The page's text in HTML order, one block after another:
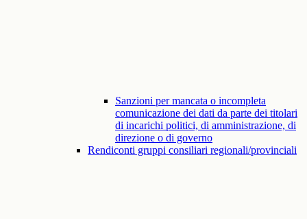
Sanzioni per mancata o incompleta
comunicazione dei dati da parte dei titolari
di incarichi politici, di amministrazione, di
direzione o di governo
Rendiconti gruppi consiliari regionali/provinciali